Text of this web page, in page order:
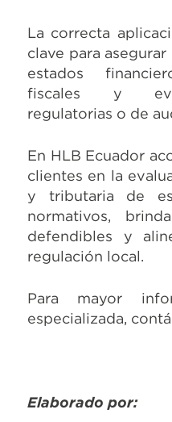
La correcta
clave para
estados
fiscales y
regulatorias o de
En HLB Ecuador
clientes en la
y tributaria de
normativos,
defendibles y
regulación local.
Para mayor
especializada,
Elaborado por: